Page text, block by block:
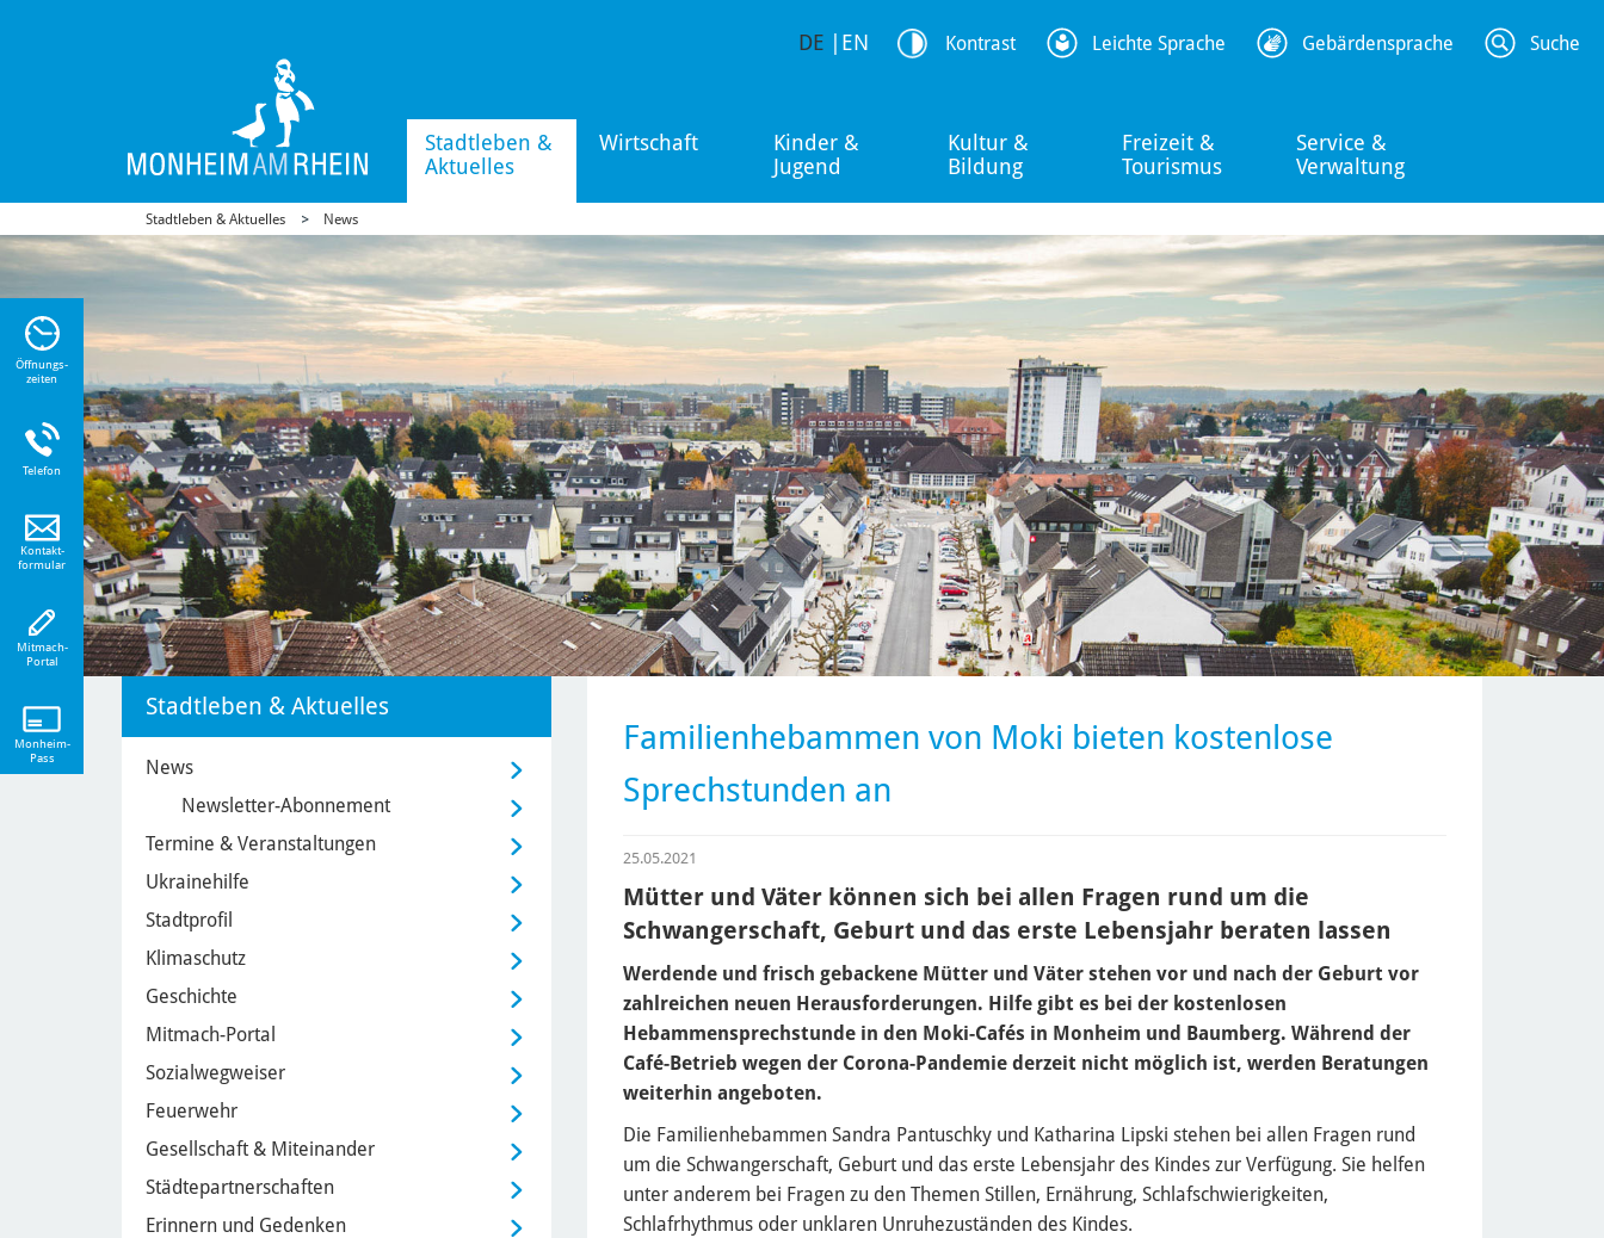
Stadtleben &
Aktuelles
Wirtschaft
Kinder &
Jugend
Kultur &
Bildung
Freizeit &
Tourismus
Service &
Verwaltung
DE EN Kontrast Leichte Sprache Gebärdensprache Suche
Stadtleben & Aktuelles News
Familienhebammen von Moki bieten kostenlose
Sprechstunden an
25.05.2021
Mütter und Väter können sich bei allen Fragen rund um die
Schwangerschaft, Geburt und das erste Lebensjahr beraten lassen
Werdende und frisch gebackene Mütter und Väter stehen vor und nach der Geburt vor
zahlreichen neuen Herausforderungen. Hilfe gibt es bei der kostenlosen
Hebammensprechstunde in den Moki-Cafés in Monheim und Baumberg. Während der
Café-Betrieb wegen der Corona-Pandemie derzeit nicht möglich ist, werden Beratungen
weiterhin angeboten.
Die Familienhebammen Sandra Pantuschky und Katharina Lipski stehen bei allen Fragen rund
um die Schwangerschaft, Geburt und das erste Lebensjahr des Kindes zur Verfügung. Sie helfen
unter anderem bei Fragen zu den Themen Stillen, Ernährung, Schlafschwierigkeiten,
Schlafrhythmus oder unklaren Unruhezuständen des Kindes.
Stadtleben & Aktuelles
News
Newsletter-Abonnement
Termine & Veranstaltungen
Ukrainehilfe
Stadtprofil
Klimaschutz
Geschichte
Mitmach-Portal
Sozialwegweiser
Feuerwehr
Gesellschaft & Miteinander
Städtepartnerschaften
Erinnern und Gedenken
Öffnungs-
zeiten
Telefon
Kontakt-
formular
Mitmach-
Portal
Monheim-
Pass
Sie
zu